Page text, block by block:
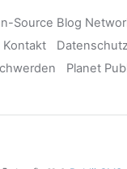
Source Blog
Kontakt
Planet